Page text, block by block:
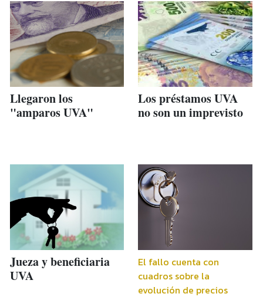
Llegaron los
"amparos UVA"
Los préstamos UVA
no son un imprevisto
Jueza y beneficiaria
UVA
El fallo cuenta con
cuadros sobre la
evolución de precios